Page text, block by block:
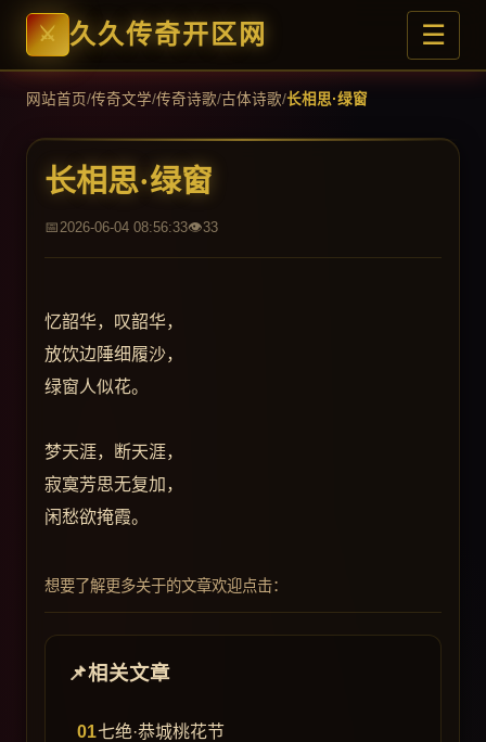
久久传奇开区网 ☰
网站首页/传奇文学/传奇诗歌/古体诗歌/长相思·绿窗
长相思·绿窗
2026-06-04 08:56:33 33
忆韶华，叹韶华，
放饮边陲细履沙，
绿窗人似花。
梦天涯，断天涯，
寂寞芳思无复加，
闲愁欲掩霞。
想要了解更多关于的文章欢迎点击：
相关文章
七绝·恭城桃花节